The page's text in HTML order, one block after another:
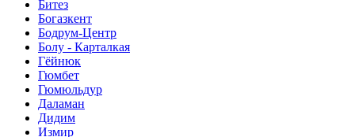
Битез
Богазкент
Бодрум-Центр
Болу - Карталкая
Гёйнюк
Гюмбет
Гюмюльдур
Даламан
Дидим
Измир